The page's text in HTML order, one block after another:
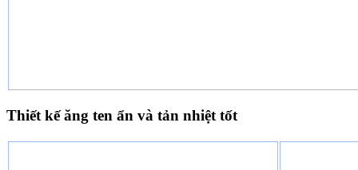
Thiết kế ăng ten ẩn và tản nhiệt tốt